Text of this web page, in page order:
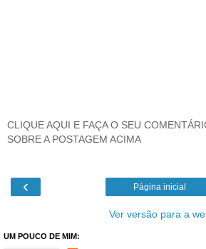
CLIQUE AQUI E FAÇA O SEU
SOBRE A POSTAGEM ACIMA
‹ Página inicial
Ver versão para a
UM POUCO DE MIM: